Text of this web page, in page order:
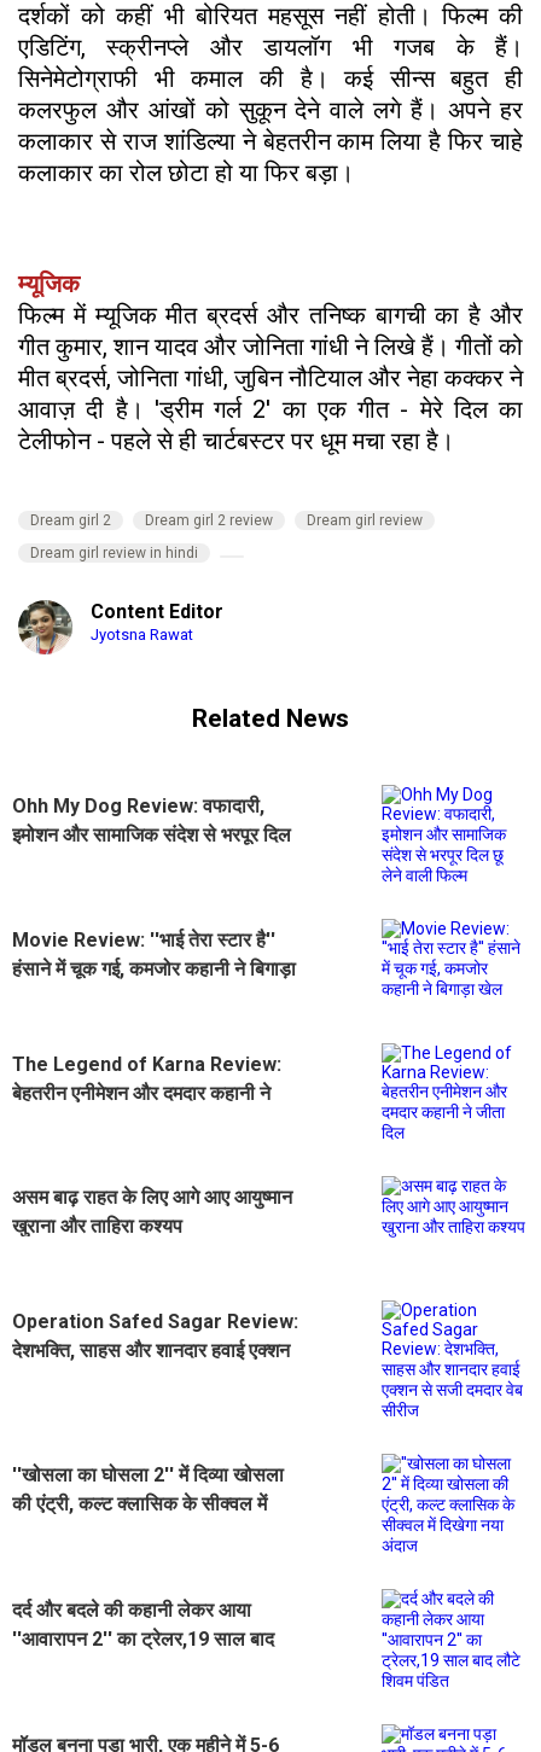
दर्शकों को कहीं भी बोरियत महसूस नहीं होती। फिल्म की
एडिटिंग, स्क्रीनप्ले और डायलॉग भी गजब के हैं।
सिनेमेटोग्राफी भी कमाल की है। कई सीन्स बहुत ही
कलरफुल और आंखों को सुकून देने वाले लगे हैं। अपने हर
कलाकार से राज शांडिल्या ने बेहतरीन काम लिया है फिर चाहे
कलाकार का रोल छोटा हो या फिर बड़ा।
म्यूजिक
फिल्म में म्यूजिक मीत ब्रदर्स और तनिष्क बागची का है और
गीत कुमार, शान यादव और जोनिता गांधी ने लिखे हैं। गीतों को
मीत ब्रदर्स, जोनिता गांधी, जुबिन नौटियाल और नेहा कक्कर ने
आवाज़ दी है। 'ड्रीम गर्ल 2' का एक गीत - मेरे दिल का
टेलीफोन - पहले से ही चार्टबस्टर पर धूम मचा रहा है।
Dream girl 2 Dream girl 2 review
Dream girl review
Dream girl review in hindi
Content Editor
Jyotsna Rawat
Related News
Ohh My Dog Review: वफादारी,
इमोशन और सामाजिक संदेश से भरपूर दिल
Movie Review: ''भाई तेरा स्टार है''
हंसाने में चूक गई, कमजोर कहानी ने बिगाड़ा
The Legend of Karna Review:
बेहतरीन एनीमेशन और दमदार कहानी ने
असम बाढ़ राहत के लिए आगे आए आयुष्मान
खुराना और ताहिरा कश्यप
Operation Safed Sagar Review:
देशभक्ति, साहस और शानदार हवाई एक्शन
''खोसला का घोसला 2'' में दिव्या खोसला
की एंट्री, कल्ट क्लासिक के सीक्वल में
दर्द और बदले की कहानी लेकर आया
''आवारापन 2'' का ट्रेलर,19 साल बाद
मॉडल बनना पड़ा भारी, एक महीने में 5-6